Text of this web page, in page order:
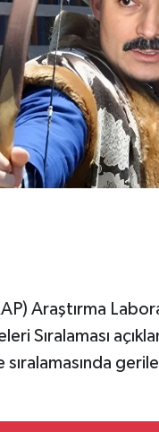
Araştırma
Sıralaması